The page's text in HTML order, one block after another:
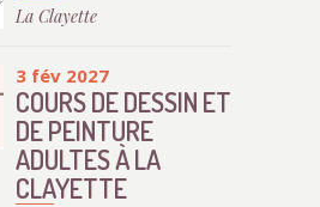
La Clayette
3 fév 2027
COURS DE DESSIN ET
DE PEINTURE
ADULTES À LA
CLAYETTE